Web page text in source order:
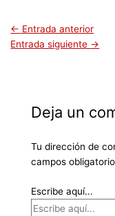
← Entrada anterior
Entrada siguiente →
Deja un
Tu dirección de
campos
Escribe aquí...